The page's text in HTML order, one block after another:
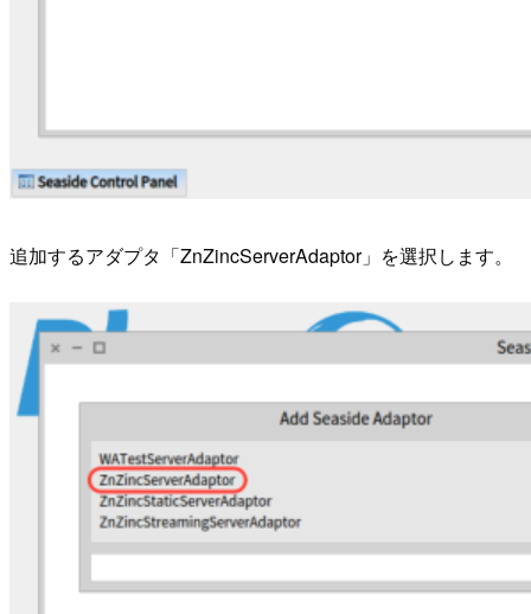
追加するアダプタ「ZnZincServerAdaptor」を選択します。